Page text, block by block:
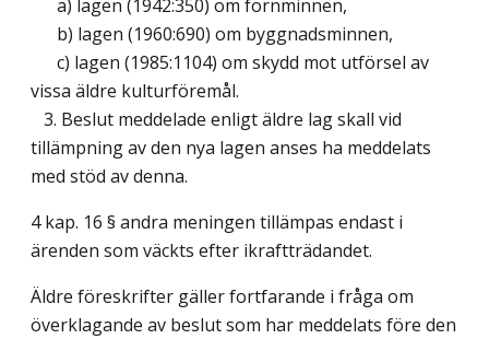
a) lagen (1942:350) om fornminnen,
b) lagen (1960:690) om byggnadsminnen,
c) lagen (1985:1104) om skydd mot utförsel av
vissa äldre kulturföremål.
3. Beslut meddelade enligt äldre lag skall vid
tillämpning av den nya lagen anses ha meddelats
med stöd av denna.
4 kap. 16 § andra meningen tillämpas endast i
ärenden som väckts efter ikraftträdandet.
Äldre föreskrifter gäller fortfarande i fråga om
överklagande av beslut som har meddelats före den